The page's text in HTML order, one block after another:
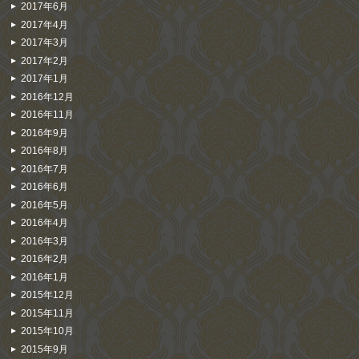
2017年6月
2017年4月
2017年3月
2017年2月
2017年1月
2016年12月
2016年11月
2016年9月
2016年8月
2016年7月
2016年6月
2016年5月
2016年4月
2016年3月
2016年2月
2016年1月
2015年12月
2015年11月
2015年10月
2015年9月